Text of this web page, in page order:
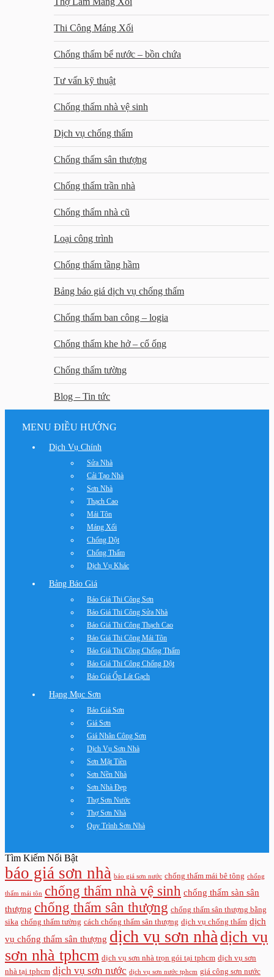
Thi Công Máng Xối
Chống thấm bể nước – bồn chứa
Tư vấn kỹ thuật
Chống thấm nhà vệ sinh
Dịch vụ chống thấm
Chống thấm sân thượng
Chống thấm trần nhà
Chống thấm nhà cũ
Loại công trình
Chống thấm tầng hầm
Bảng báo giá dịch vụ chống thấm
Chống thấm ban công – logia
Chống thấm khe hở – cổ ống
Chống thấm tường
Blog – Tin tức
MENU ĐIỀU HƯỚNG
Dịch Vụ Chính
Sửa Nhà
Cải Tạo Nhà
Sơn Nhà
Thạch Cao
Mái Tôn
Máng Xối
Chống Dột
Chống Thấm
Dịch Vụ Khác
Bảng Báo Giá
Báo Giá Thi Công Sơn
Báo Giá Thi Công Sửa Nhà
Báo Giá Thi Công Thạch Cao
Báo Giá Thi Công Mái Tôn
Báo Giá Thi Công Chống Thấm
Báo Giá Thi Công Chống Dột
Báo Giá Ốp Lát Gạch
Hạng Mục Sơn
Báo Giá Sơn
Giá Sơn
Giá Nhân Công Sơn
Dịch Vụ Sơn Nhà
Sơn Mặt Tiền
Sơn Nền Nhà
Sơn Nhà Đẹp
Thợ Sơn Nước
Thợ Sơn Nhà
Quy Trình Sơn Nhà
Tìm Kiếm Nổi Bật
báo giá sơn nhà báo giá sơn nước chống thấm mái bê tông chống
thấm mái tôn chống thấm nhà vệ sinh chống thấm sàn sân
thượng chống thấm sân thượng chống thấm sân thượng bằng
sika chống thấm tường cách chống thấm sân thượng dịch vụ chống thấm dịch
vụ chống thấm sân thượng dịch vụ sơn nhà dịch vụ
sơn nhà tphcm dịch vụ sơn nhà trọn gói tại tphcm dịch vụ sơn
nhà tại tphcm dịch vụ sơn nước dịch vụ sơn nước tphcm giá công sơn nước